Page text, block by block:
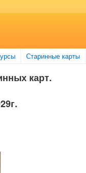
Старинные карты
карт.